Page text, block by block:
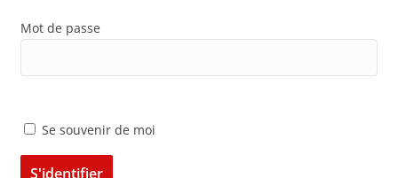
Mot de passe
Se souvenir de moi